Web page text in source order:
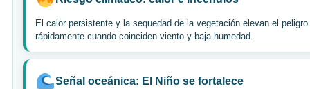
El calor persistente y la sequedad de la vegetación elevan el
rápidamente cuando coinciden viento y baja humedad.
Señal oceánica: El Niño se fortalece